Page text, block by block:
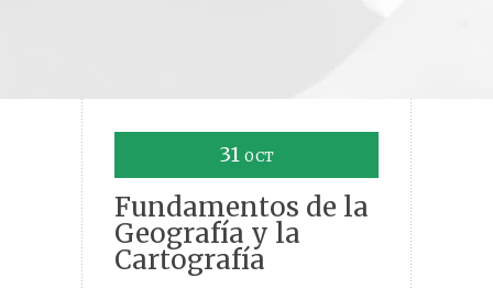
31 OCT
Fundamentos de la
Geografía y la
Cartografía